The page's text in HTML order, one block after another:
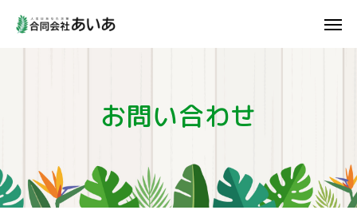
お問い合わせ
よくあるご質問